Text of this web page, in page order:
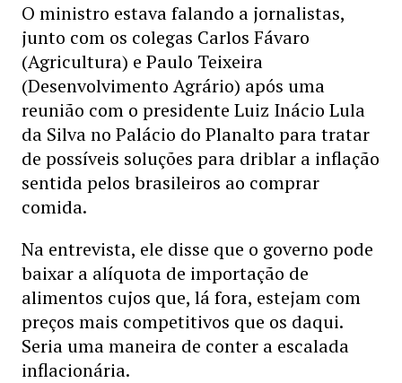
O ministro estava falando a jornalistas,
junto com os colegas Carlos Fávaro
(Agricultura) e Paulo Teixeira
(Desenvolvimento Agrário) após uma
reunião com o presidente Luiz Inácio Lula
da Silva no Palácio do Planalto para tratar
de possíveis soluções para driblar a inflação
sentida pelos brasileiros ao comprar
comida.
Na entrevista, ele disse que o governo pode
baixar a alíquota de importação de
alimentos cujos que, lá fora, estejam com
preços mais competitivos que os daqui.
Seria uma maneira de conter a escalada
inflacionária.